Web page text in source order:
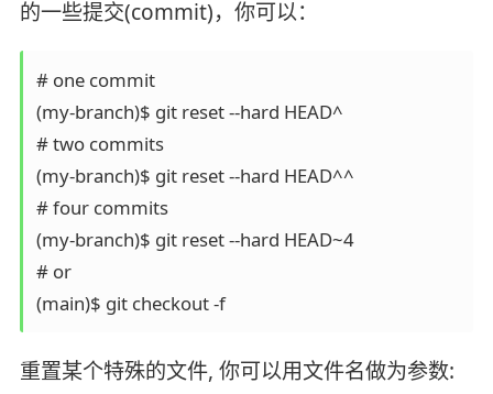
的一些提交(commit)，你可以：
# one commit
(my-branch)$ git reset --hard HEAD^
# two commits
(my-branch)$ git reset --hard HEAD^^
# four commits
(my-branch)$ git reset --hard HEAD~4
# or
(main)$ git checkout -f
重置某个特殊的文件, 你可以用文件名做为参数: